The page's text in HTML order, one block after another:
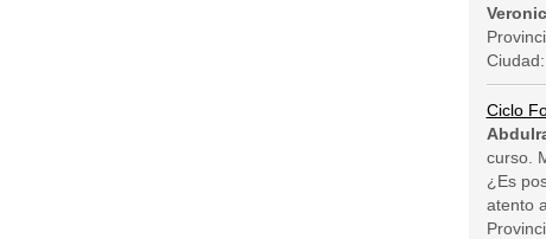
Ciudad:
Ciclo
curso.
¿Es
atento